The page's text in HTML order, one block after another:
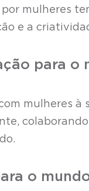
mulheres
e a
para o
mulheres
o